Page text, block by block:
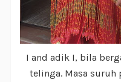
I and adik I, bila
telinga. Masa suruh